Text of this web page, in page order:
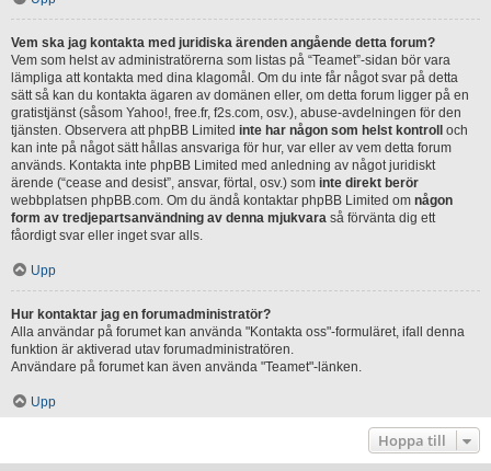
Vem ska jag kontakta med juridiska ärenden angående detta forum?
Vem som helst av administratörerna som listas på “Teamet”-sidan bör vara
lämpliga att kontakta med dina klagomål. Om du inte får något svar på detta
sätt så kan du kontakta ägaren av domänen eller, om detta forum ligger på en
gratistjänst (såsom Yahoo!, free.fr, f2s.com, osv.), abuse-avdelningen för den
tjänsten. Observera att phpBB Limited inte har någon som helst kontroll
och
kan inte på något sätt hållas ansvariga för hur, var eller av vem detta forum
används. Kontakta inte phpBB Limited med anledning av något juridiskt
ärende (“cease and desist”, ansvar, förtal, osv.) som inte direkt berör
webbplatsen phpBB.com. Om du ändå kontaktar phpBB Limited om någon
form av tredjepartsanvändning av denna mjukvara så förvänta dig ett
fåordigt svar eller inget svar alls.
Upp
Hur kontaktar jag en forumadministratör?
Alla användar på forumet kan använda "Kontakta oss"-formuläret, ifall denna
funktion är aktiverad utav forumadministratören.
Användare på forumet kan även använda "Teamet"-länken.
Upp
Hoppa till